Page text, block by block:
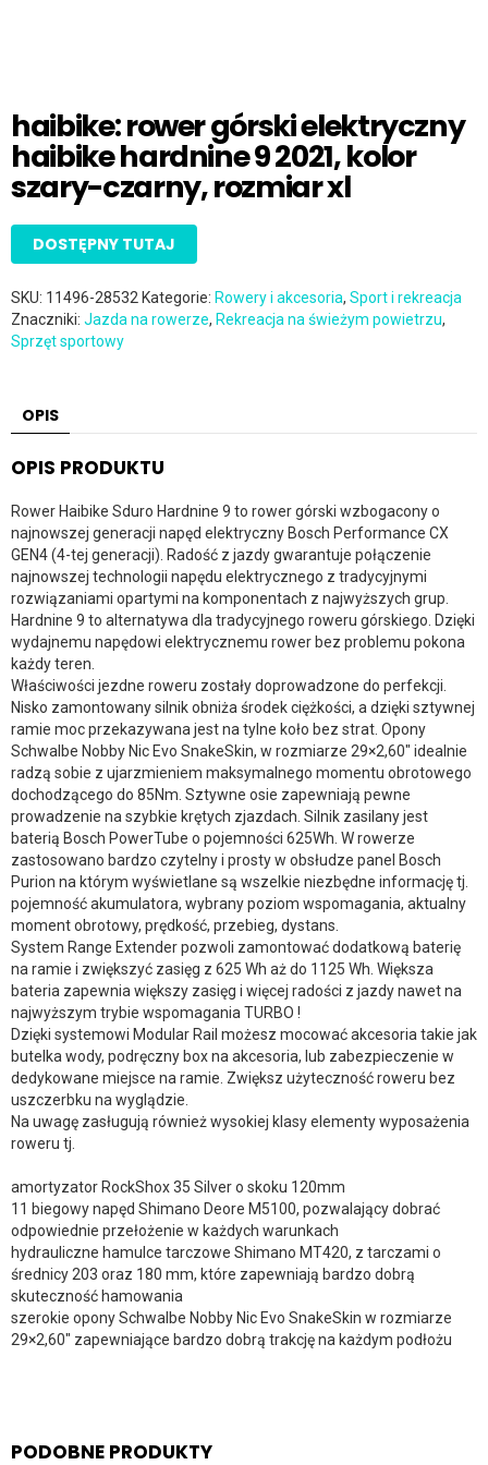
haibike: rower górski elektryczny
haibike hardnine 9 2021, kolor
szary-czarny, rozmiar xl
DOSTĘPNY TUTAJ
SKU: 11496-28532 Kategorie: Rowery i akcesoria, Sport i rekreacja
Znaczniki: Jazda na rowerze, Rekreacja na świeżym powietrzu,
Sprzęt sportowy
OPIS
OPIS PRODUKTU
Rower Haibike Sduro Hardnine 9 to rower górski wzbogacony o
najnowszej generacji napęd elektryczny Bosch Performance CX
GEN4 (4-tej generacji). Radość z jazdy gwarantuje połączenie
najnowszej technologii napędu elektrycznego z tradycyjnymi
rozwiązaniami opartymi na komponentach z najwyższych grup.
Hardnine 9 to alternatywa dla tradycyjnego roweru górskiego. Dzięki
wydajnemu napędowi elektrycznemu rower bez problemu pokona
każdy teren.
Właściwości jezdne roweru zostały doprowadzone do perfekcji.
Nisko zamontowany silnik obniża środek ciężkości, a dzięki sztywnej
ramie moc przekazywana jest na tylne koło bez strat. Opony
Schwalbe Nobby Nic Evo SnakeSkin, w rozmiarze 29×2,60″ idealnie
radzą sobie z ujarzmieniem maksymalnego momentu obrotowego
dochodzącego do 85Nm. Sztywne osie zapewniają pewne
prowadzenie na szybkie krętych zjazdach. Silnik zasilany jest
baterią Bosch PowerTube o pojemności 625Wh. W rowerze
zastosowano bardzo czytelny i prosty w obsłudze panel Bosch
Purion na którym wyświetlane są wszelkie niezbędne informację tj.
pojemność akumulatora, wybrany poziom wspomagania, aktualny
moment obrotowy, prędkość, przebieg, dystans.
System Range Extender pozwoli zamontować dodatkową baterię
na ramie i zwiększyć zasięg z 625 Wh aż do 1125 Wh. Większa
bateria zapewnia większy zasięg i więcej radości z jazdy nawet na
najwyższym trybie wspomagania TURBO !
Dzięki systemowi Modular Rail możesz mocować akcesoria takie jak
butelka wody, podręczny box na akcesoria, lub zabezpieczenie w
dedykowane miejsce na ramie. Zwiększ użyteczność roweru bez
uszczerbku na wyglądzie.
Na uwagę zasługują również wysokiej klasy elementy wyposażenia
roweru tj.
amortyzator RockShox 35 Silver o skoku 120mm
11 biegowy napęd Shimano Deore M5100, pozwalający dobrać
odpowiednie przełożenie w każdych warunkach
hydrauliczne hamulce tarczowe Shimano MT420, z tarczami o
średnicy 203 oraz 180 mm, które zapewniają bardzo dobrą
skuteczność hamowania
szerokie opony Schwalbe Nobby Nic Evo SnakeSkin w rozmiarze
29×2,60″ zapewniające bardzo dobrą trakcję na każdym podłożu
PODOBNE PRODUKTY